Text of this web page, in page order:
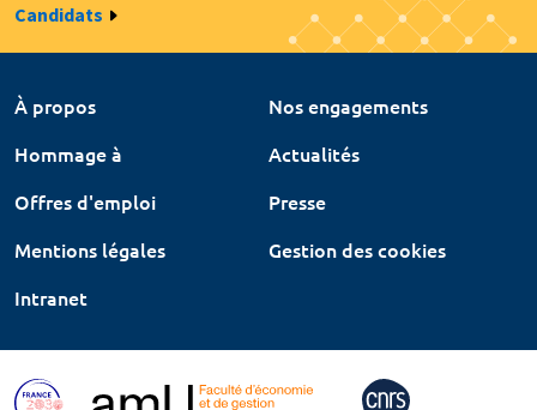
Candidats
À propos
Nos engagements
Hommage à
Actualités
Offres d'emploi
Presse
Mentions légales
Gestion des cookies
Intranet